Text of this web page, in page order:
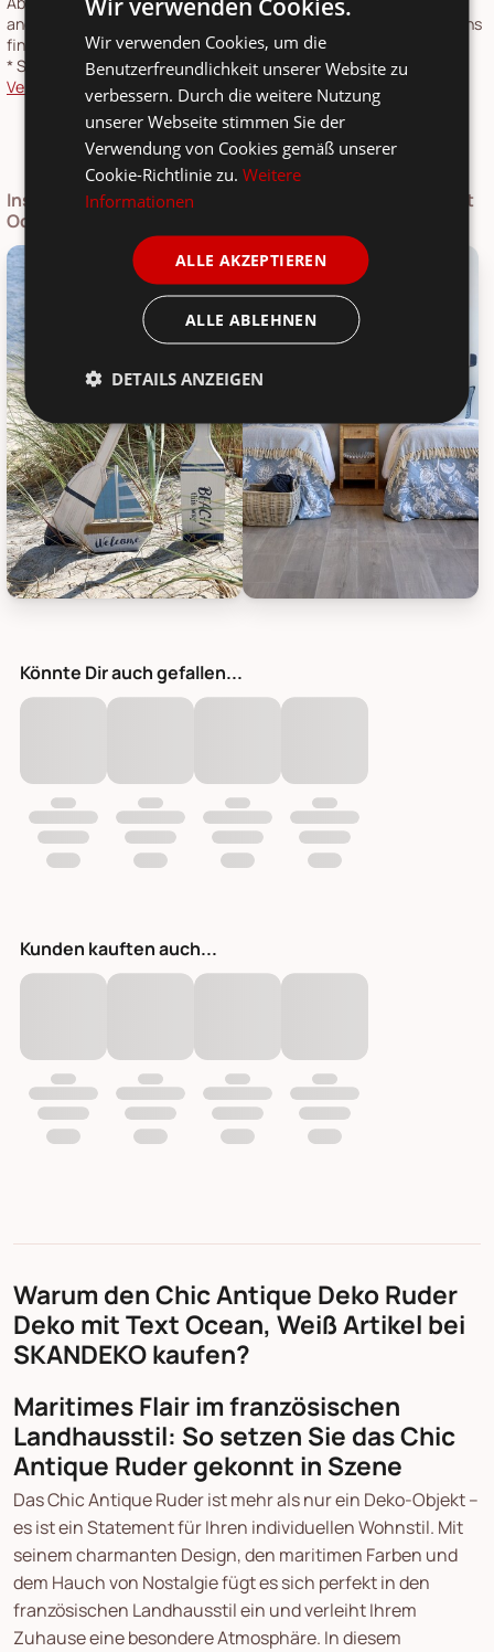
andere Länder und Informationen zur Berechnung des Liefertermins
finden Sie in unsererVersandkosten- und Lieferzeiten-Übersicht
*Speditionsartikel: Speditionskosten: siehe
Versandkostenübersicht
Inspirationen zum IB Laursen Deko Ruder Deko mit Text
Ocean, Weiß
Könnte Dir auch gefallen...
Kunden kauften auch...
Warum den Chic Antique Deko Ruder
Deko mit Text Ocean, Weiß Artikel bei
SKANDEKO kaufen?
Maritimes Flair im französischen
Landhausstil: So setzen Sie das Chic
Antique Ruder gekonnt in Szene
Das Chic Antique Ruder ist mehr als nur ein Deko-Objekt –
es ist ein Statement für Ihren individuellen Wohnstil. Mit
seinem charmanten Design, den maritimen Farben und
dem Hauch von Nostalgie fügt es sich perfekt in den
französischen Landhausstil ein und verleiht Ihrem
Zuhause eine besondere Atmosphäre. In diesem
Wir verwenden Cookies, um die
Benutzerfreundlichkeit unserer Website zu
verbessern. Durch die weitere Nutzung
unserer Webseite stimmen Sie der
Verwendung von Cookies gemäß unserer
Cookie-Richtlinie zu.Weitere
Informationen
ALLE AKZEPTIEREN
ALLE ABLEHNEN
DETAILS ANZEIGEN